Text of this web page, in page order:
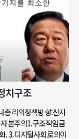
치구조
총리의정책방향:신자
본주의1.구조적임금
. 3.디지털사회로의이